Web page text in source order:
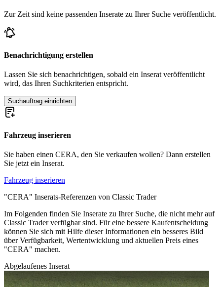
Zur Zeit sind keine passenden Inserate zu Ihrer Suche veröffentlicht.
Benachrichtigung erstellen
Lassen Sie sich benachrichtigen, sobald ein Inserat veröffentlicht
wird, das Ihren Suchkriterien entspricht.
Suchauftrag einrichten
Fahrzeug inserieren
Sie haben einen CERA, den Sie verkaufen wollen? Dann erstellen
Sie jetzt ein Inserat.
Fahrzeug inserieren
"CERA" Inserats-Referenzen von Classic Trader
Im Folgenden finden Sie Inserate zu Ihrer Suche, die nicht mehr auf
Classic Trader verfügbar sind. Für eine bessere Kaufentscheidung
können Sie sich mit Hilfe dieser Informationen ein besseres Bild
über Verfügbarkeit, Wertentwicklung und aktuellen Preis eines
"CERA" machen.
Abgelaufenes Inserat